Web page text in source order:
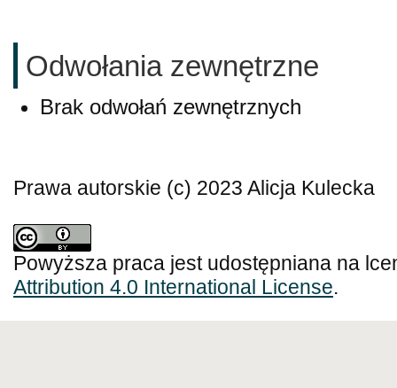
Odwołania zewnętrzne
Brak odwołań zewnętrznych
Prawa autorskie (c) 2023 Alicja Kulecka
Powyższa praca jest udostępniana na
Attribution 4.0 International License.